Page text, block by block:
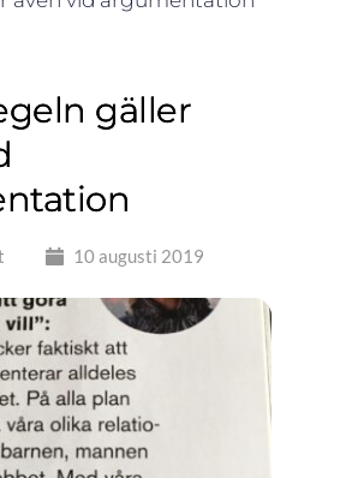
gäller
10 augusti 2019